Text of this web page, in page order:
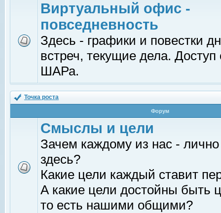
Виртуальный офис -
повседневность
Здесь - графики и повестки
встреч, текущие дела.
ШАРа.
Точка роста
Форум
Смыслы и цели
Зачем каждому из нас -
здесь?
Какие цели каждый ставит
А какие цели достойны быть
то есть нашими общими?